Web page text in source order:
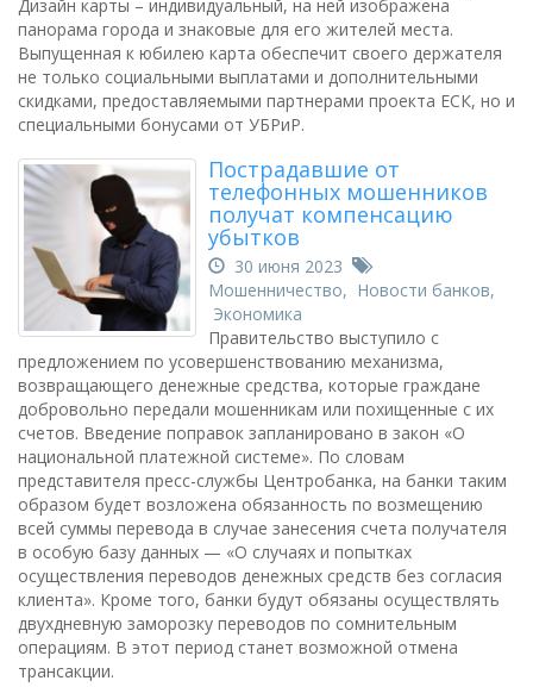
Дизайн карты – индивидуальный, на ней изображена
панорама города и знаковые для его жителей места.
Выпущенная к юбилею карта обеспечит своего держателя
не только социальными выплатами и дополнительными
скидками, предоставляемыми партнерами проекта ЕСК, но и
специальными бонусами от УБРиР.
Пострадавшие от
телефонных мошенников
получат компенсацию
убытков
30 июня 2023
Мошенничество, Новости банков,
Экономика
Правительство выступило с
предложением по усовершенствованию механизма,
возвращающего денежные средства, которые граждане
добровольно передали мошенникам или похищенные с их
счетов. Введение поправок запланировано в закон «О
национальной платежной системе». По словам
представителя пресс-службы Центробанка, на банки таким
образом будет возложена обязанность по возмещению
всей суммы перевода в случае занесения счета получателя
в особую базу данных — «О случаях и попытках
осуществления переводов денежных средств без согласия
клиента». Кроме того, банки будут обязаны осуществлять
двухдневную заморозку переводов по сомнительным
операциям. В этот период станет возможной отмена
трансакции.